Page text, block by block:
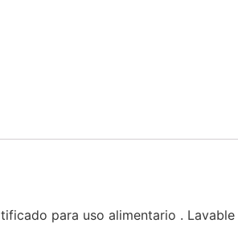
para uso alimentario . Lavable